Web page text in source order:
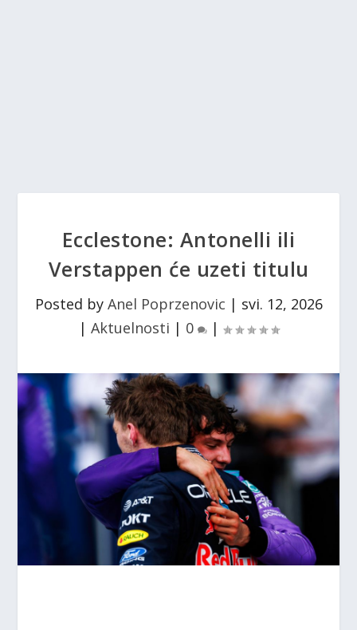
Ecclestone: Antonelli ili
Verstappen će uzeti titulu
Posted by Anel Poprzenovic | svi. 12, 2026
| Aktuelnosti | 0 |